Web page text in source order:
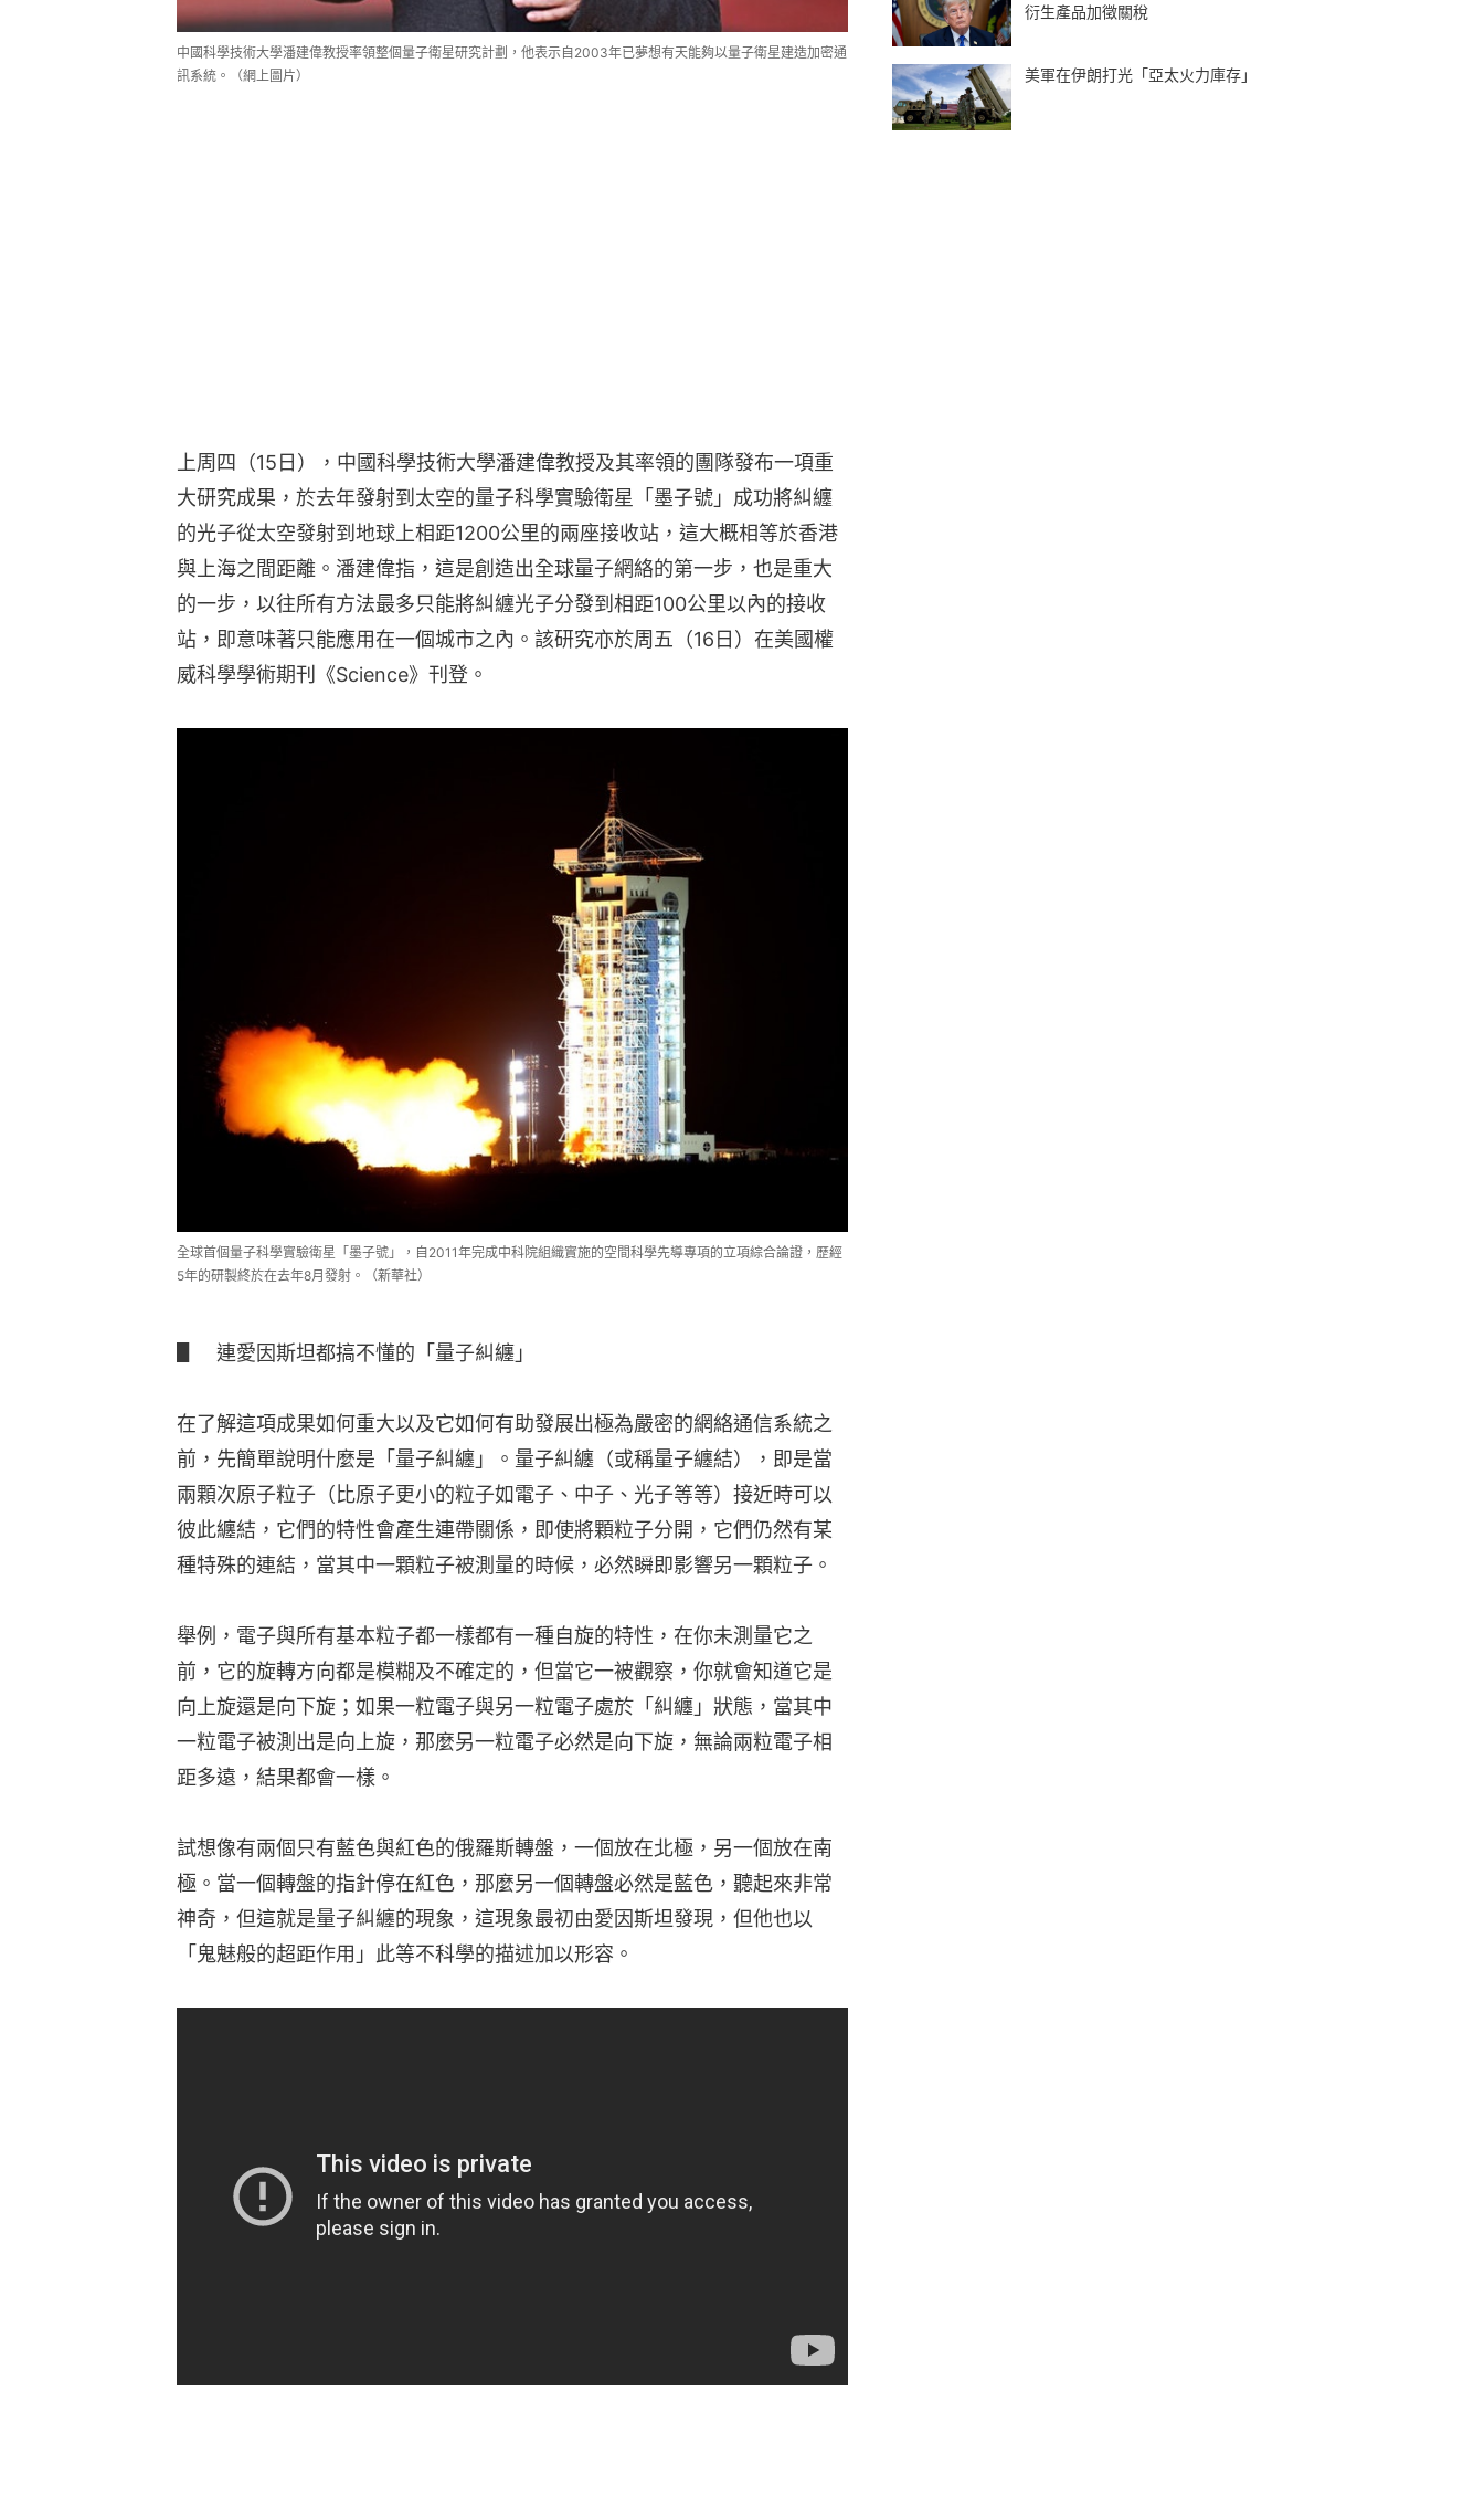
中國科學技術大學潘建偉教授率領整個量子衛星研究計劃，他表示自2003年已夢想有天能夠以量子衛星建造加密通
訊系統。（網上圖片）
上周四（15日），中國科學技術大學潘建偉教授及其率領的團隊發布一項重
大研究成果，於去年發射到太空的量子科學實驗衛星「墨子號」成功將糾纏
的光子從太空發射到地球上相距1200公里的兩座接收站，這大概相等於香港
與上海之間距離。潘建偉指，這是創造出全球量子網絡的第一步，也是重大
的一步，以往所有方法最多只能將糾纏光子分發到相距100公里以內的接收
站，即意味著只能應用在一個城市之內。該研究亦於周五（16日）在美國權
威科學學術期刊《Science》刊登。
全球首個量子科學實驗衛星「墨子號」，自2011年完成中科院組織實施的空間科學先導專項的立項綜合論證，歷經
5年的研製終於在去年8月發射。（新華社）
▋　連愛因斯坦都搞不懂的「量子糾纏」
在了解這項成果如何重大以及它如何有助發展出極為嚴密的網絡通信系統之
前，先簡單說明什麼是「量子糾纏」。量子糾纏（或稱量子纏結），即是當
兩顆次原子粒子（比原子更小的粒子如電子、中子、光子等等）接近時可以
彼此纏結，它們的特性會產生連帶關係，即使將顆粒子分開，它們仍然有某
種特殊的連結，當其中一顆粒子被測量的時候，必然瞬即影響另一顆粒子。
舉例，電子與所有基本粒子都一樣都有一種自旋的特性，在你未測量它之
前，它的旋轉方向都是模糊及不確定的，但當它一被觀察，你就會知道它是
向上旋還是向下旋；如果一粒電子與另一粒電子處於「糾纏」狀態，當其中
一粒電子被測出是向上旋，那麼另一粒電子必然是向下旋，無論兩粒電子相
距多遠，結果都會一樣。
試想像有兩個只有藍色與紅色的俄羅斯轉盤，一個放在北極，另一個放在南
極。當一個轉盤的指針停在紅色，那麼另一個轉盤必然是藍色，聽起來非常
神奇，但這就是量子糾纏的現象，這現象最初由愛因斯坦發現，但他也以
「鬼魅般的超距作用」此等不科學的描述加以形容。
衍生產品加徵關稅
美軍在伊朗打光「亞太火力庫存」